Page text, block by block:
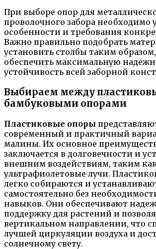
При выборе опор для
проволочного забора необходимо
особенности и требования
Важно правильно подобрать
установить столбы таким
обеспечить максимальную
устойчивость всей заборной
Выбираем между
бамбуковыми опорами
Пластиковые опоры
современный и практичный
малины. Их основное
заключается в долговечности и
внешним воздействиям, таким
ультрафиолетовые лучи.
легко собираются и
самостоятельно без
навыков. Они обеспечивают
поддержку для растений и
вертикальном направлении, что
лучшей циркуляции воздуха и
солнечному свету.